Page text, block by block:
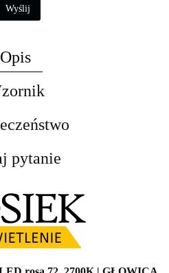
Wyślij
Opis
pytanie